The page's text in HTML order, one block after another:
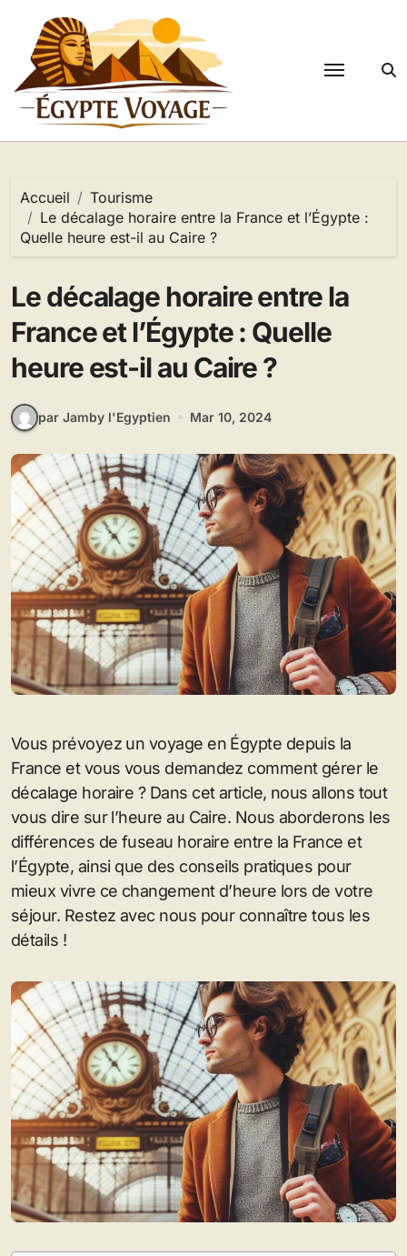
contenu
Accueil
Tourisme
Le décalage horaire entre la France et l’Égypte :
Quelle heure est-il au Caire ?
Le décalage horaire entre la
France et l’Égypte : Quelle
heure est-il au Caire ?
par Jamby l'Egyptien Mar 10, 2024
Vous prévoyez un voyage en Égypte depuis la
France et vous vous demandez comment gérer le
décalage horaire ? Dans cet article, nous allons tout
vous dire sur l’heure au Caire. Nous aborderons les
différences de fuseau horaire entre la France et
l’Égypte, ainsi que des conseils pratiques pour
mieux vivre ce changement d’heure lors de votre
séjour. Restez avec nous pour connaître tous les
détails !